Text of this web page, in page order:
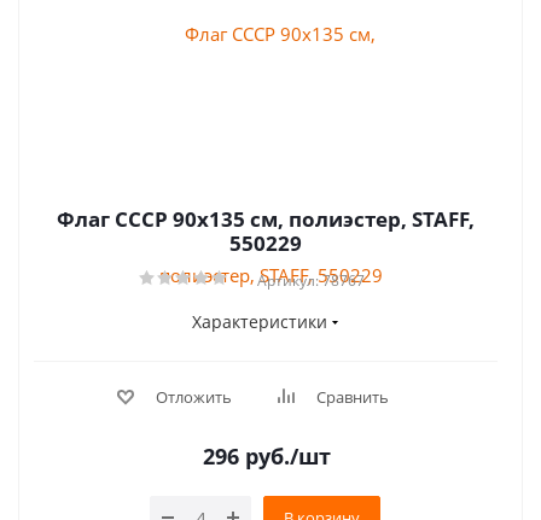
Флаг СССР 90х135 см, полиэстер, STAFF,
550229
Артикул: 78767
Характеристики
Отложить Сравнить
296руб./шт